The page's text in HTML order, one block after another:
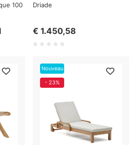
100
Driade
€ 1.450,58
Nouveau
- 23%